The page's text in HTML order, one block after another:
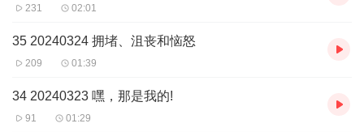
231 02:01
35 20240324 拥堵、沮丧和恼怒
209 01:39
34 20240323 嘿，那是我的!
91 01:29